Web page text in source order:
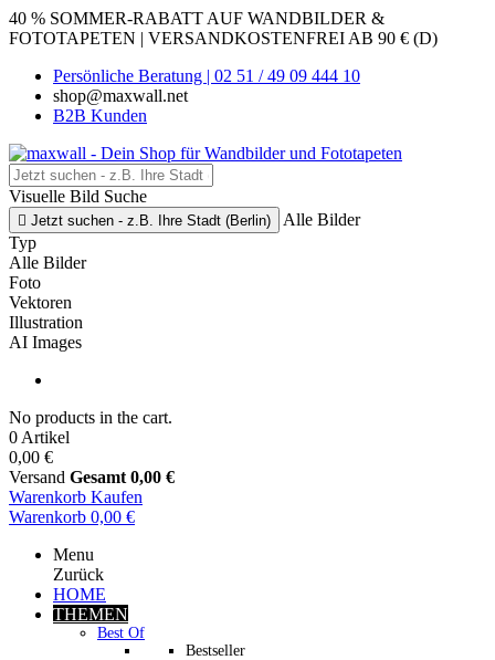
40 % SOMMER-RABATT AUF WANDBILDER &
FOTOTAPETEN | VERSANDKOSTENFREI AB 90 € (D)
Persönliche Beratung | 02 51 / 49 09 444 10
shop@maxwall.net
B2B Kunden
Visuelle Bild Suche
 Jetzt suchen - z.B. Ihre Stadt (Berlin)
Alle Bilder
Typ
Alle Bilder
Foto
Vektoren
Illustration
AI Images
No products in the cart.
0 Artikel
0,00 €
Versand Gesamt 0,00 €
Warenkorb Kaufen
Warenkorb 0,00 €
Menu
Zurück
HOME
THEMEN
Best Of
Bestseller